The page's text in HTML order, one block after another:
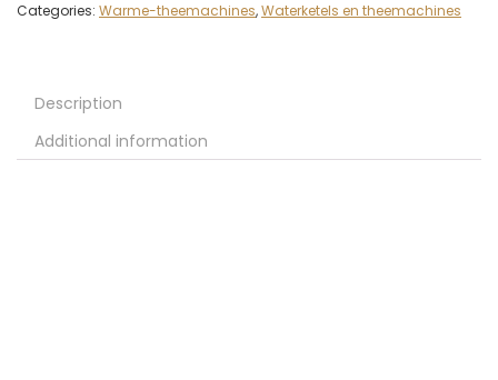
Categories: Warme-theemachines,Waterketels en theemachines
Description
Additional information